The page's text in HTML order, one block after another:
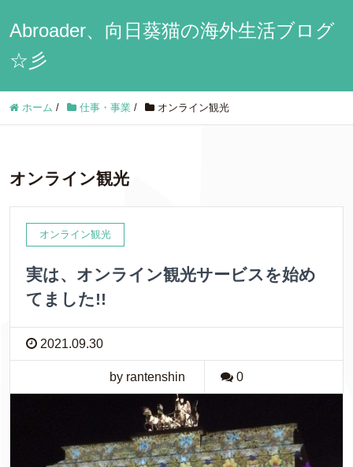
Abroader、向日葵猫の海外生活ブログ
☆彡
ホーム / 仕事・事業 / オンライン観光
オンライン観光
オンライン観光
実は、オンライン観光サービスを始め
てました!!
2021.09.30
by rantenshin 0